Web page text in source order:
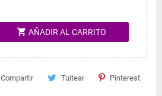
shopping_cart AÑADIR AL CARRITO
Compartir Tuitear Pinterest